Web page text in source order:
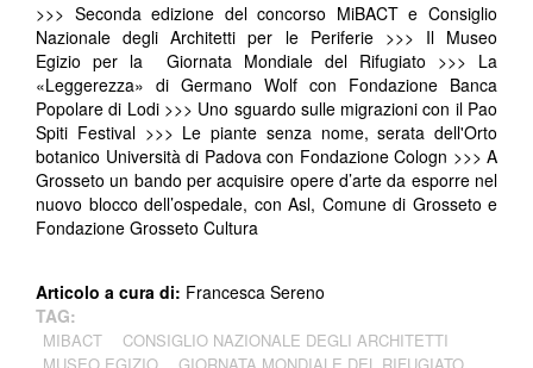
>>> Seconda edizione del concorso MiBACT e Consiglio
Nazionale degli Architetti per le Periferie >>> Il Museo
Egizio per la Giornata Mondiale del Rifugiato >>> La
«Leggerezza» di Germano Wolf con Fondazione Banca
Popolare di Lodi >>> Uno sguardo sulle migrazioni con il Pao
Spiti Festival >>> Le piante senza nome, serata dell'Orto
botanico Università di Padova con Fondazione Cologn >>> A
Grosseto un bando per acquisire opere d’arte da esporre nel
nuovo blocco dell’ospedale, con Asl, Comune di Grosseto e
Fondazione Grosseto Cultura
Articolo a cura di: Francesca Sereno
TAG:
MIBACT
CONSIGLIO NAZIONALE DEGLI ARCHITETTI